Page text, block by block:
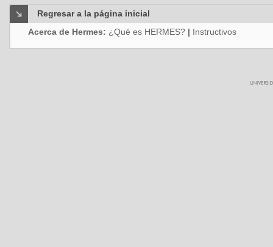
Regresar a la página inicial
Acerca de Hermes: ¿Qué es HERMES? | Instructivos